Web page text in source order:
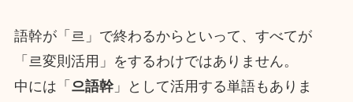
語幹が「르」で終わるからといって、すべてが
「르変則活用」をするわけではありません。
中には「 으語幹」として活用する単語もありま